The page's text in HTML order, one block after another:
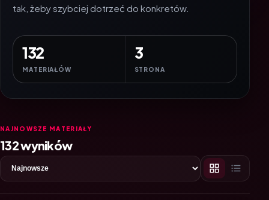
tak, żeby szybciej dotrzeć do konkretów.
132
MATERIAŁÓW
3
STRONA
NAJNOWSZE MATERIAŁY
132 wyników